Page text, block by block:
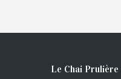
Le Chai Prulière